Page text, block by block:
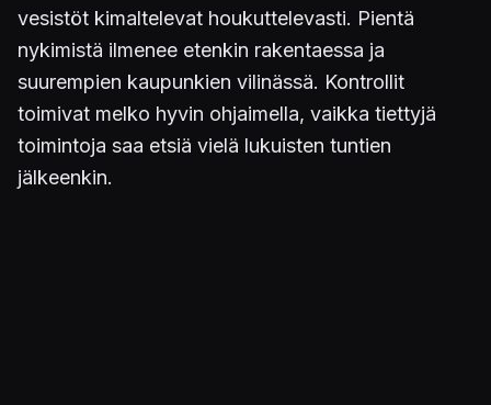
vesistöt kimaltelevat houkuttelevasti. Pientä
nykimistä ilmenee etenkin rakentaessa ja
suurempien kaupunkien vilinässä. Kontrollit
toimivat melko hyvin ohjaimella, vaikka tiettyjä
toimintoja saa etsiä vielä lukuisten tuntien
jälkeenkin.